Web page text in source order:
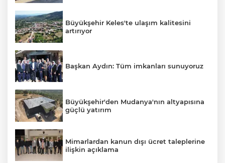
Büyükşehir Keles'te ulaşım kalitesini
artırıyor
Başkan Aydın: Tüm imkanları sunuyoruz
Büyükşehir'den Mudanya'nın altyapısına
güçlü yatırım
Mimarlardan kanun dışı ücret taleplerine
ilişkin açıklama